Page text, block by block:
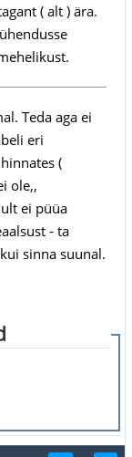
( alt ) ära.
Teda aga ei
eri
(
ole,,
ei püüa
- ta
sinna suunal.